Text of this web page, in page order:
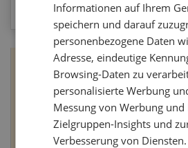
Informationen auf Ihrem
speichern und darauf
personenbezogene Daten
Adresse, eindeutige
Browsing-Daten zu
personalisierte Werbung
Messung von Werbung und
Zielgruppen-Insights und
Verbesserung von Diensten.